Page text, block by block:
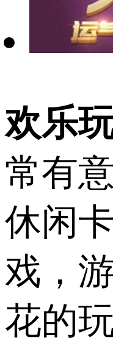
欢乐
常有
休闲
戏，
花的